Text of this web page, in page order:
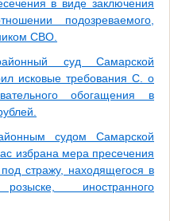
в виде заключения
подозреваемого,
СВО.
суд Самарской
исковые требования С. о
обогащения в
судом Самарской
избрана мера пресечения
стражу, находящегося в
иностранного